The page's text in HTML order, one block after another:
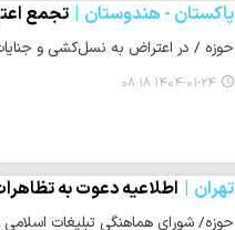
پاکستان - هندوستان تجمع
حوزه / در اعتراض به نسل‌کشی و
۱۴۰۴-۰۱-۲۴ ۰۸:۱۸
تهران اطلاعیه دعوت به
حوزه/ شورای هماهنگی تبلیغات